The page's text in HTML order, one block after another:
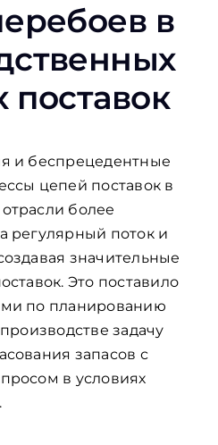
в
поставок
и беспрецедентные
цепей поставок в
более
регулярный поток и
значительные
Это поставило
по планированию
задачу
запасов с
в условиях